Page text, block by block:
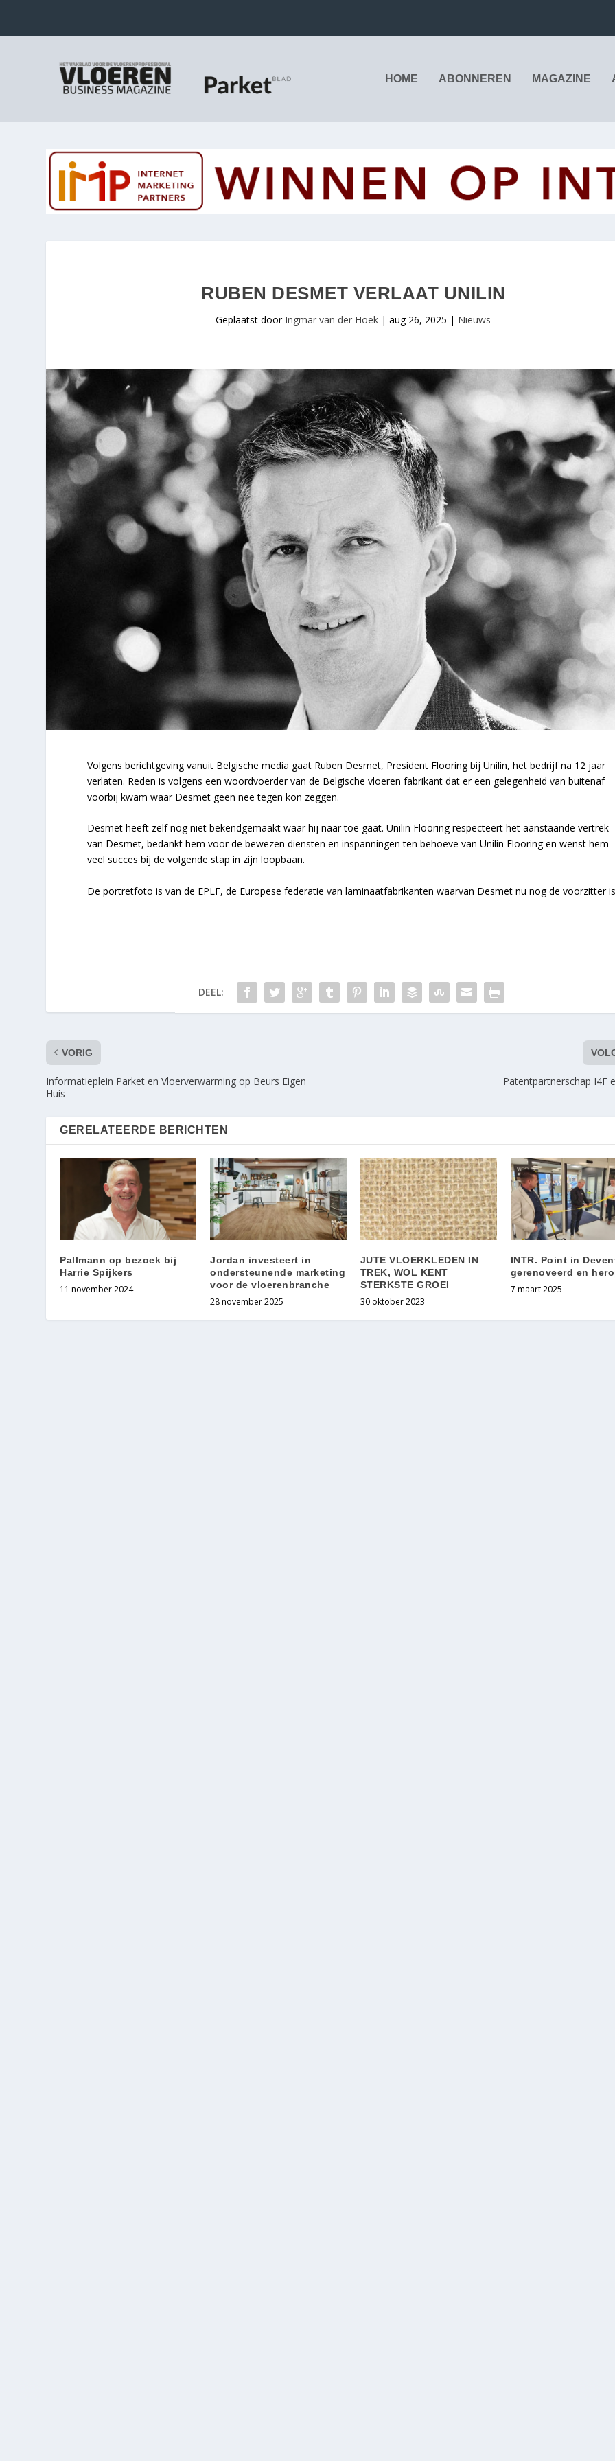
HOME ABONNEREN MAGAZINE
RUBEN DESMET VERLAAT UNILIN
Geplaatst door Ingmar van der Hoek |aug 26, 2025 | Nieuws
Volgens berichtgeving vanuit Belgische media gaat Ruben Desmet, President Flooring bij Unilin, het bedrijf na 12 jaar
verlaten. Reden is volgens een woordvoerder van de Belgische vloeren fabrikant dat er een gelegenheid van buitenaf
voorbij kwam waar Desmet geen nee tegen kon zeggen.
Desmet heeft zelf nog niet bekendgemaakt waar hij naar toe gaat. Unilin Flooring respecteert het aanstaande vertrek
van Desmet, bedankt hem voor de bewezen diensten en inspanningen ten behoeve van Unilin Flooring en wenst hem
veel succes bij de volgende stap in zijn loopbaan.
De portretfoto is van de EPLF, de Europese federatie van laminaatfabrikanten waarvan Desmet nu nog de voorzitter
DEEL:
VORIG
Informatieplein Parket en Vloerverwarming op Beurs Eigen
Huis
Patentpartnerschap I4F
GERELATEERDE BERICHTEN
Pallmann op bezoek bij
Harrie Spijkers
11 november 2024
Jordan investeert in
ondersteunende marketing
voor de vloerenbranche
28 november 2025
JUTE VLOERKLEDEN IN
TREK, WOL KENT
STERKSTE GROEI
30 oktober 2023
INTR. Point in
gerenoveerd en
7 maart 2025